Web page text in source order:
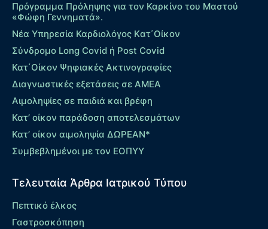
Πρόγραμμα Πρόληψης για τον Καρκίνο του Μαστού
«Φώφη Γεννηματά».
Νέα Υπηρεσία Καρδιολόγος Kατ΄Οίκον
Σύνδρομο Long Covid ή Post Covid
Κατ΄Οίκον Ψηφιακές Ακτινογραφίες
Διαγνωστικές εξετάσεις σε ΑΜΕΑ
Αιμοληψίες σε παιδιά και βρέφη
Κατ’ οίκον παράδοση αποτελεσμάτων
Κατ’ οίκον αιμοληψία ΔΩΡΕΑΝ*
Συμβεβλημένοι με τον ΕΟΠΥΥ
Τελευταία Άρθρα Ιατρικού Τύπου
Πεπτικό έλκος
Γαστροσκόπηση